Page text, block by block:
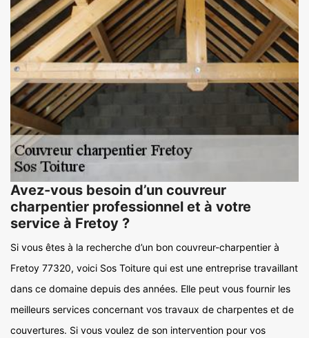
Avez-vous besoin d’un couvreur
charpentier professionnel et à votre
service à Fretoy ?
Si vous êtes à la recherche d’un bon couvreur-charpentier à
Fretoy 77320, voici Sos Toiture qui est une entreprise travaillant
dans ce domaine depuis des années. Elle peut vous fournir les
meilleurs services concernant vos travaux de charpentes et de
couvertures. Si vous voulez de son intervention pour vos